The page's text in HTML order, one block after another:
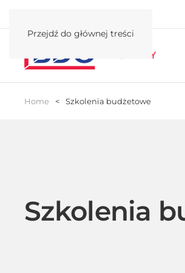
Przejdź do głównej treści
Home Szkolenia budżetowe
Szkolenia